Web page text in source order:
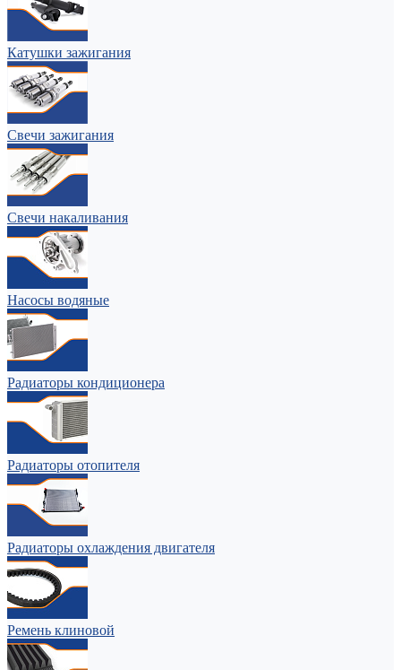
Катушки зажигания
Свечи зажигания
Свечи накаливания
Насосы водяные
Радиаторы кондиционера
Радиаторы отопителя
Радиаторы охлаждения двигателя
Ремень клиновой